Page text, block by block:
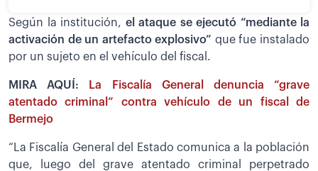
Según la institución, el ataque se ejecutó “mediante la
activación de un artefacto explosivo” que fue instalado
por un sujeto en el vehículo del fiscal.
MIRA AQUÍ:
La Fiscalía General denuncia “grave
atentado criminal” contra vehículo de un fiscal de
Bermejo
“La Fiscalía General del Estado comunica a la población
que, luego del grave atentado criminal perpetrado